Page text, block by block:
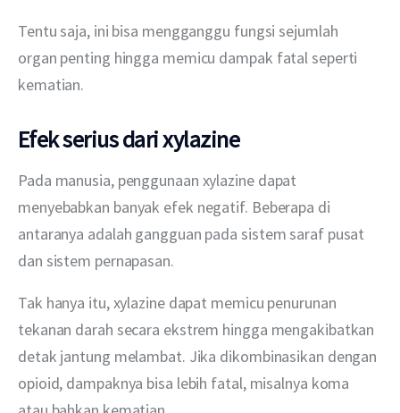
Tentu saja, ini bisa mengganggu fungsi sejumlah
organ penting hingga memicu dampak fatal seperti
kematian.
Efek serius dari xylazine
Pada manusia, penggunaan xylazine dapat
menyebabkan banyak efek negatif. Beberapa di
antaranya adalah gangguan pada sistem saraf pusat
dan sistem pernapasan.
Tak hanya itu, xylazine dapat memicu penurunan
tekanan darah secara ekstrem hingga mengakibatkan
detak jantung melambat. Jika dikombinasikan dengan
opioid, dampaknya bisa lebih fatal, misalnya koma